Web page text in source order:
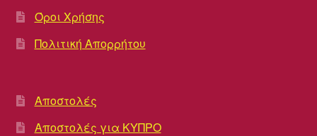
Όροι Χρήσης
Πολιτική Απορρήτου
Αποστολές
Αποστολές για ΚΥΠΡΟ